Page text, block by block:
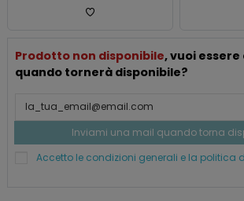
Prodotto non disponibile, vuoi
quando tornerà disponibile?
Accetto le condizioni generali e la politica